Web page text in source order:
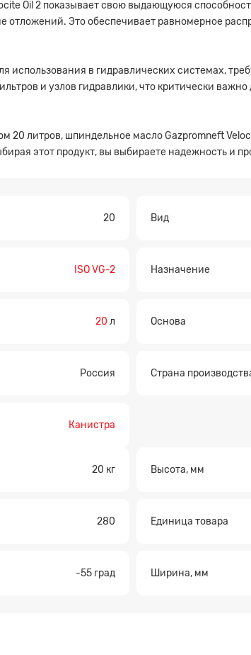
Oil 2 показывает свою выдающуюся
Это обеспечивает равномерное
использования в гидравлических системах,
и узлов гидравлики, что критически
литров, шпиндельное масло Gazpromneft
этот продукт, вы выбираете надежность и
20 Вид
ISO VG-2 Назначение
20 л Основа
Россия Страна
Канистра
20 кг Высота, мм
280 Единица товара
-55 град Ширина, мм